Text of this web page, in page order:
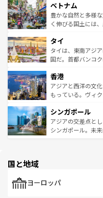
参照してほしい。
容にもいいと評判
が味わえ
照してほしい。
き、地方に足を延
できる。そして、
まで、さまざまな
リティに包まれな
覧を参照してほし
ベトナム
豊かな自然と多様
く伸びる国土には
急速な発展と共に
ーチミン市のフラ
醸し出している。
とつ。フォーやバ
ひ現地で味わいた
が旅行者を迎えて
参照してほしい。
タイ
タイは、東南アジ
国だ。首都バンコ
の活気が交差して
帯で自然と触れ合
いビーチでリゾー
激する。気候は一
が待っている。親
た文化、そして多
香港
アジアと西洋の文
もっている。ヴィ
み、どこを訪れて
ており、効率よく
うな絶景から文化
シンガポール
アジアの交差点と
シンガポール。未
で、ホーカーズは
国と地域
ヨーロッパ